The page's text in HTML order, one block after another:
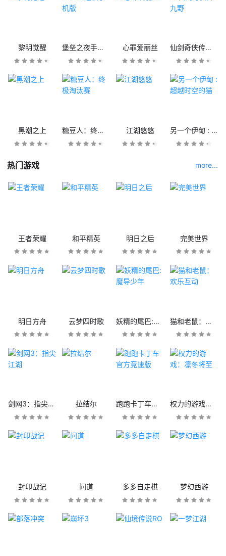
黎明觉醒 堡垒之夜手机版 心罪爱丽丝 仙剑奇侠传九野
黑潮之上 糖豆人：终极淘汰赛 江湖悠悠 另一个伊甸 : 超越时空的猫
热门游戏 more...
王者荣耀 和平精英 明日之后 完美世界
明日方舟 云梦四时歌 妖精的尾巴:魔导少年 猫和老鼠：欢乐互动
剑网3：指尖江湖 拉结尔 跑跑卡丁车官方竞速版 权力的游戏：凛冬将至
封印战记 问道 多多自走棋 梦幻西游